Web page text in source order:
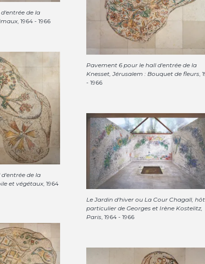
de la
, 1964 - 1966
Pavement 6 pour le hall d'entrée de la
Knesset, Jérusalem : Bouquet de fleurs,
- 1966
de la
et végétaux, 1964
Le Jardin d'hiver ou La Cour Chagall,
particulier de Georges et Irène Kostelitz,
Paris, 1964 - 1966